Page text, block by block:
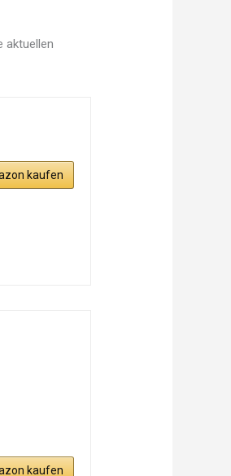
aktuellen
kaufen
kaufen